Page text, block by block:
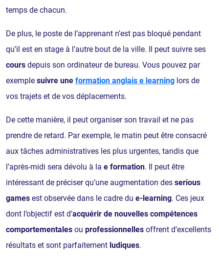
temps de chacun.
De plus, le poste de l’apprenant n’est pas bloqué pendant
qu’il est en stage à l’autre bout de la ville. Il peut suivre ses
cours depuis son ordinateur de bureau. Vous pouvez par
exemple suivre une formation anglais e learning lors de
vos trajets et de vos déplacements.
De cette manière, il peut organiser son travail et ne pas
prendre de retard. Par exemple, le matin peut être consacré
aux tâches administratives les plus urgentes, tandis que
l’après-midi sera dévolu à la e formation. Il peut être
intéressant de préciser qu’une augmentation des serious
games est observée dans le cadre du e-learning. Ces jeux
dont l’objectif est d’acquérir de nouvelles compétences
comportementales ou professionnelles offrent d’excellents
résultats et sont parfaitement ludiques.